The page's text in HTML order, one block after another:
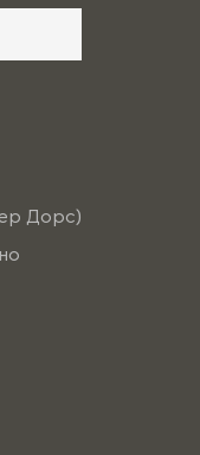
Дорс)